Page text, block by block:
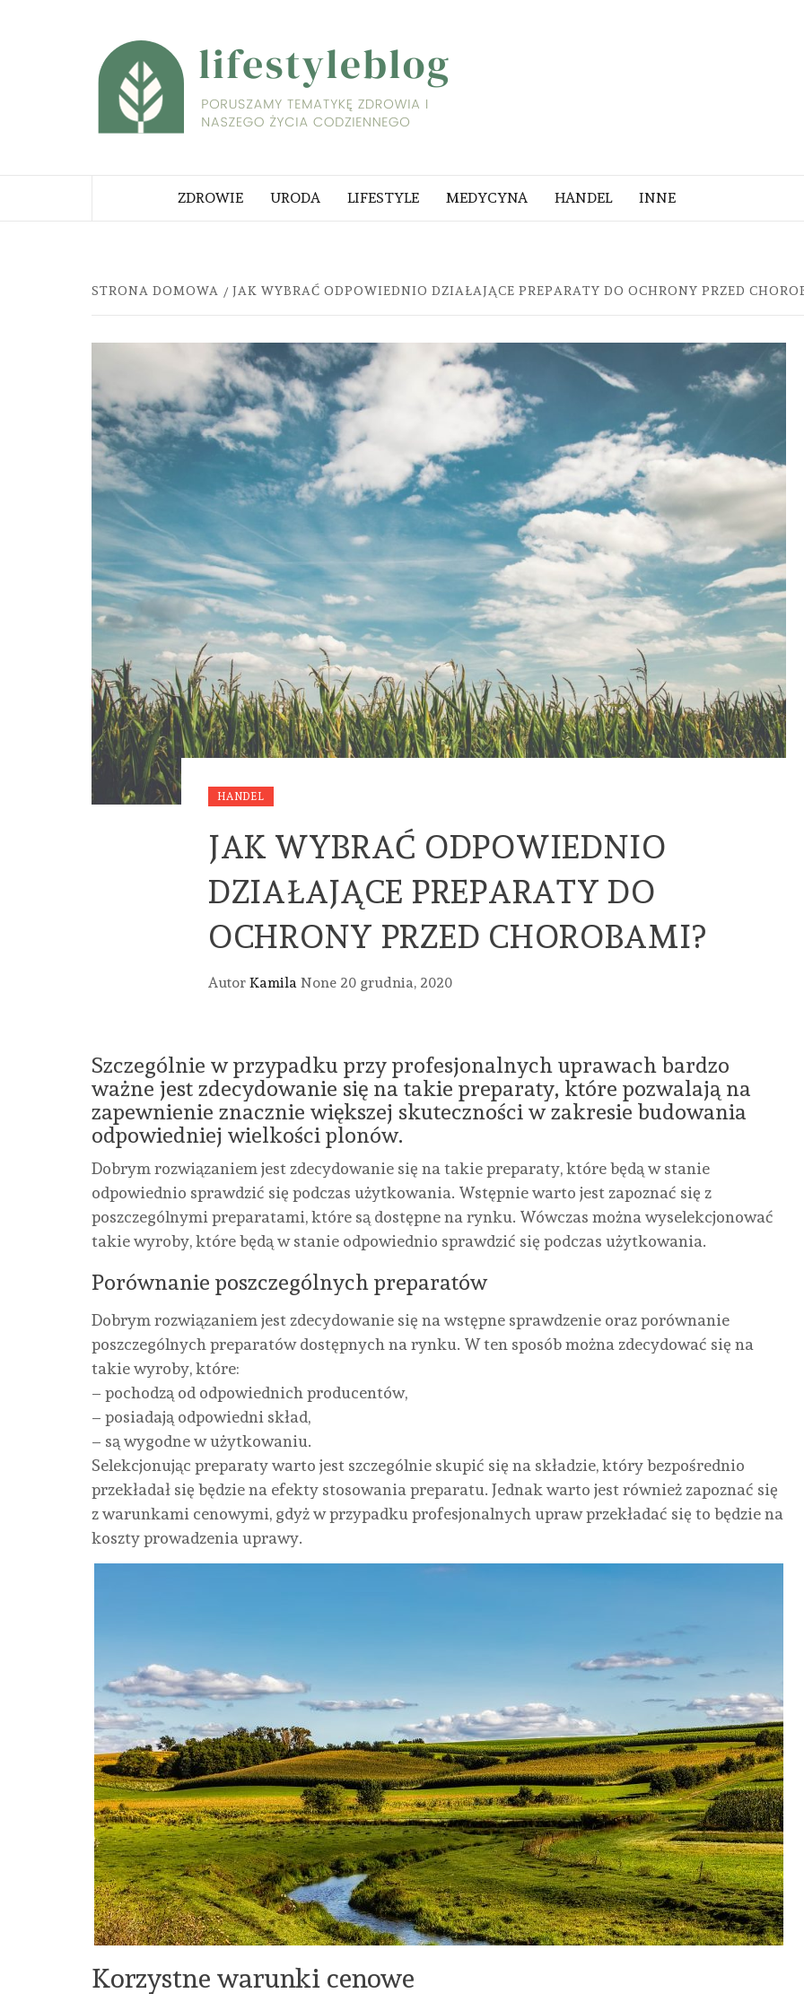
ZDROWIE
URODA LIFESTYLE MEDYCYNA HANDEL INNE
STRONA DOMOWA JAK WYBRAĆ ODPOWIEDNIO DZIAŁAJĄCE PREPARATY DO OCHRONY PRZED
HANDEL
JAK WYBRAĆ ODPOWIEDNIO
DZIAŁAJĄCE PREPARATY DO
OCHRONY PRZED CHOROBAMI?
Autor Kamila None 20 grudnia, 2020
Szczególnie w przypadku przy profesjonalnych uprawach bardzo
ważne jest zdecydowanie się na takie preparaty, które pozwalają na
zapewnienie znacznie większej skuteczności w zakresie budowania
odpowiedniej wielkości plonów.
Dobrym rozwiązaniem jest zdecydowanie się na takie preparaty, które będą w stanie
odpowiednio sprawdzić się podczas użytkowania. Wstępnie warto jest zapoznać się z
poszczególnymi preparatami, które są dostępne na rynku. Wówczas można wyselekcjonować
takie wyroby, które będą w stanie odpowiednio sprawdzić się podczas użytkowania.
Porównanie poszczególnych preparatów
Dobrym rozwiązaniem jest zdecydowanie się na wstępne sprawdzenie oraz porównanie
poszczególnych preparatów dostępnych na rynku. W ten sposób można zdecydować się na
takie wyroby, które:
– pochodzą od odpowiednich producentów,
– posiadają odpowiedni skład,
– są wygodne w użytkowaniu.
Selekcjonując preparaty warto jest szczególnie skupić się na składzie, który bezpośrednio
przekładał się będzie na efekty stosowania preparatu. Jednak warto jest również zapoznać się
z warunkami cenowymi, gdyż w przypadku profesjonalnych upraw przekładać się to będzie na
koszty prowadzenia uprawy.
Korzystne warunki cenowe
HANDEL
PASKI
CREST
ORYGINALNE:
KOMPLEKSOWY
ZĘBÓW
AUTOR
FREZY
DO
PEDICURE
–
PROFESJONALNEJ
PIELĘGNACJI
2024
CĄŻKI
DO
PAZNOKCI
PRZED
ZAKUPEM?
U
KAMILA
NONE
BEZ
KATEGORII
ZAKOPANE
DOMKI:
CAŁOROCZNY
WYNAJEM,
PODHALAŃSKA
INNE
ZJAWISKO
BUDDY
PUNCHING
– JAK
POWSTRZYMAĆ
MEDYCYNA
URODA
ZDROWIE
PIERWSZA
WIZYTA
U
TRYCHOLOGA
W
BEZ
NA